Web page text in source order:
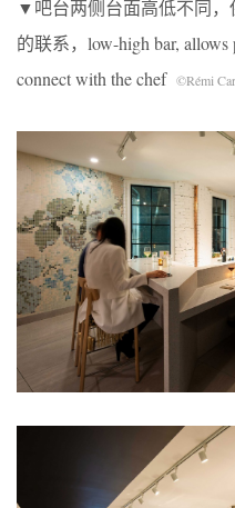
▼吧台两侧台面高低不同，
的联系，low-high bar, allows
connect with the chef ©Rémi